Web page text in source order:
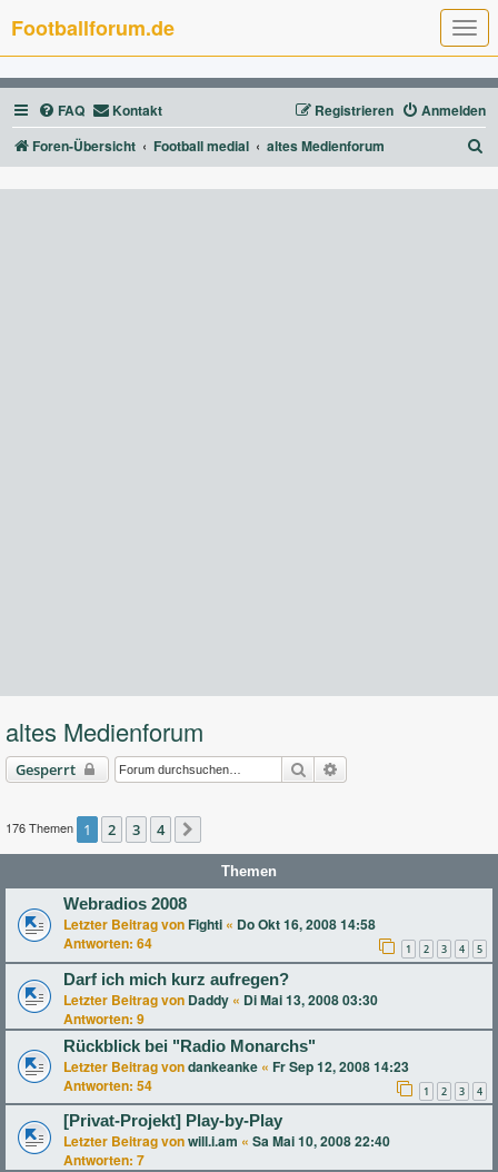
T
o
g
g
l
e
n
a
g
Footballforum.de
FAQ Kontakt Anmelden
Registrieren
Foren-Übersicht
Football medial altes Medienforum
u
altes Medienforum
Gesperrt Suche
176 Themen 1 2 3 4
Themen
Webradios 2008
Letzter Beitrag von Fighti « Do Okt 16, 2008 14:58
Antworten: 64 1 2 3 4 5
Darf ich mich kurz aufregen?
Letzter Beitrag von Daddy « Di Mai 13, 2008 03:30
Antworten: 9
Rückblick bei "Radio Monarchs"
Letzter Beitrag vondankeanke « Fr Sep 12, 2008 14:23
Antworten: 54 1 2 3 4
[Privat-Projekt] Play-by-Play
Letzter Beitrag vonwill.i.am « Sa Mai 10, 2008 22:40
Antworten: 7